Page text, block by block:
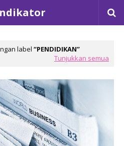
label
PENDIDIKAN
Tunjukkan semua